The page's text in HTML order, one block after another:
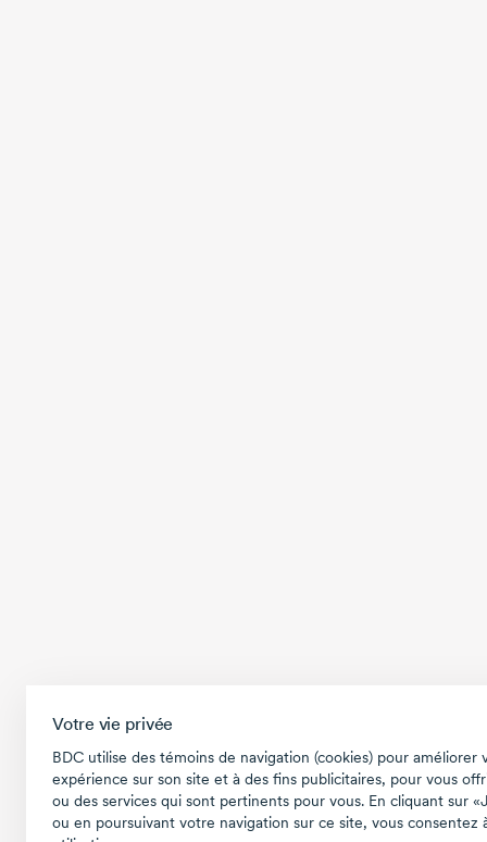
Votre vie privée
BDC utilise des témoins de navigation (cookies) pour améliorer
expérience sur son site et à des fins publicitaires, pour vous
ou des services qui sont pertinents pour vous. En cliquant sur
ou en poursuivant votre navigation sur ce site, vous consentez